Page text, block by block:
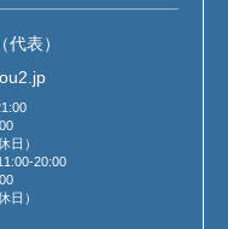
表）
日）
20:00
日）